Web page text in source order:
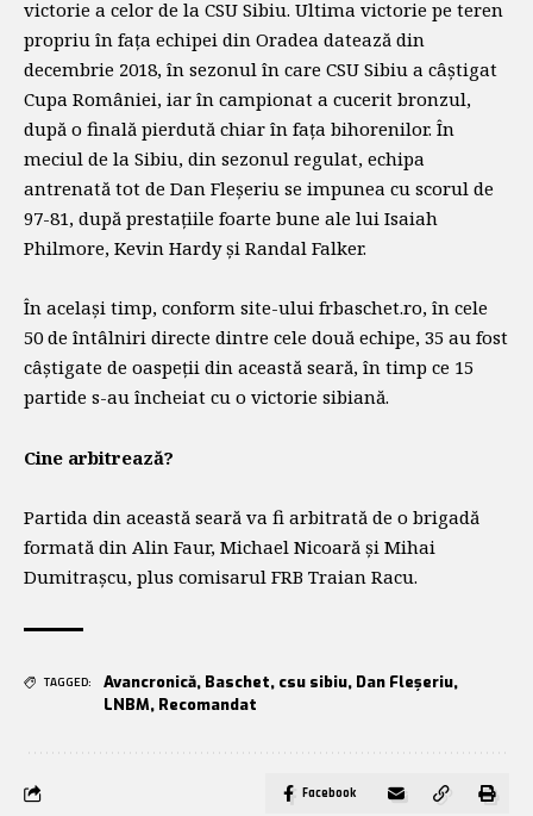
victorie a celor de la CSU Sibiu. Ultima victorie pe teren
propriu în fața echipei din Oradea datează din
decembrie 2018, în sezonul în care CSU Sibiu a câștigat
Cupa României, iar în campionat a cucerit bronzul,
după o finală pierdută chiar în fața bihorenilor. În
meciul de la Sibiu, din sezonul regulat, echipa
antrenată tot de Dan Fleșeriu se impunea cu scorul de
97-81, după prestațiile foarte bune ale lui Isaiah
Philmore, Kevin Hardy și Randal Falker.
În același timp, conform site-ului frbaschet.ro, în cele
50 de întâlniri directe dintre cele două echipe, 35 au fost
câștigate de oaspeții din această seară, în timp ce 15
partide s-au încheiat cu o victorie sibiană.
Cine arbitrează?
Partida din această seară va fi arbitrată de o brigadă
formată din Alin Faur, Michael Nicoară și Mihai
Dumitrașcu, plus comisarul FRB Traian Racu.
TAGGED: Avancronică, Baschet, csu sibiu, Dan Fleșeriu,
LNBM, Recomandat
Facebook